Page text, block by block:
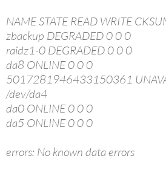
NAME STATE READ WRITE
zbackup DEGRADED 0 0 0
raidz1-0 DEGRADED 0 0 0
da8 ONLINE 0 0 0
5017281946433150361
/dev/da4
da0 ONLINE 0 0 0
da5 ONLINE 0 0 0
errors: No known data errors